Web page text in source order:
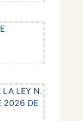
LA LEY N.
2026 DE